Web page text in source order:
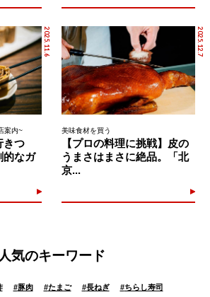
2025.11.6
案内~
きつ
的なガ
2025.12.7
美味食材を買う
【プロの料理に挑戦】皮の
うまさはまさに絶品。「北
京...
人気のキーワード
#豚肉 #たまご #長ねぎ #ちらし寿司